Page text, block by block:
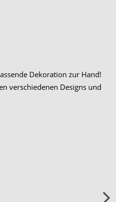
Dekoration zur Hand!
verschiedenen Designs und